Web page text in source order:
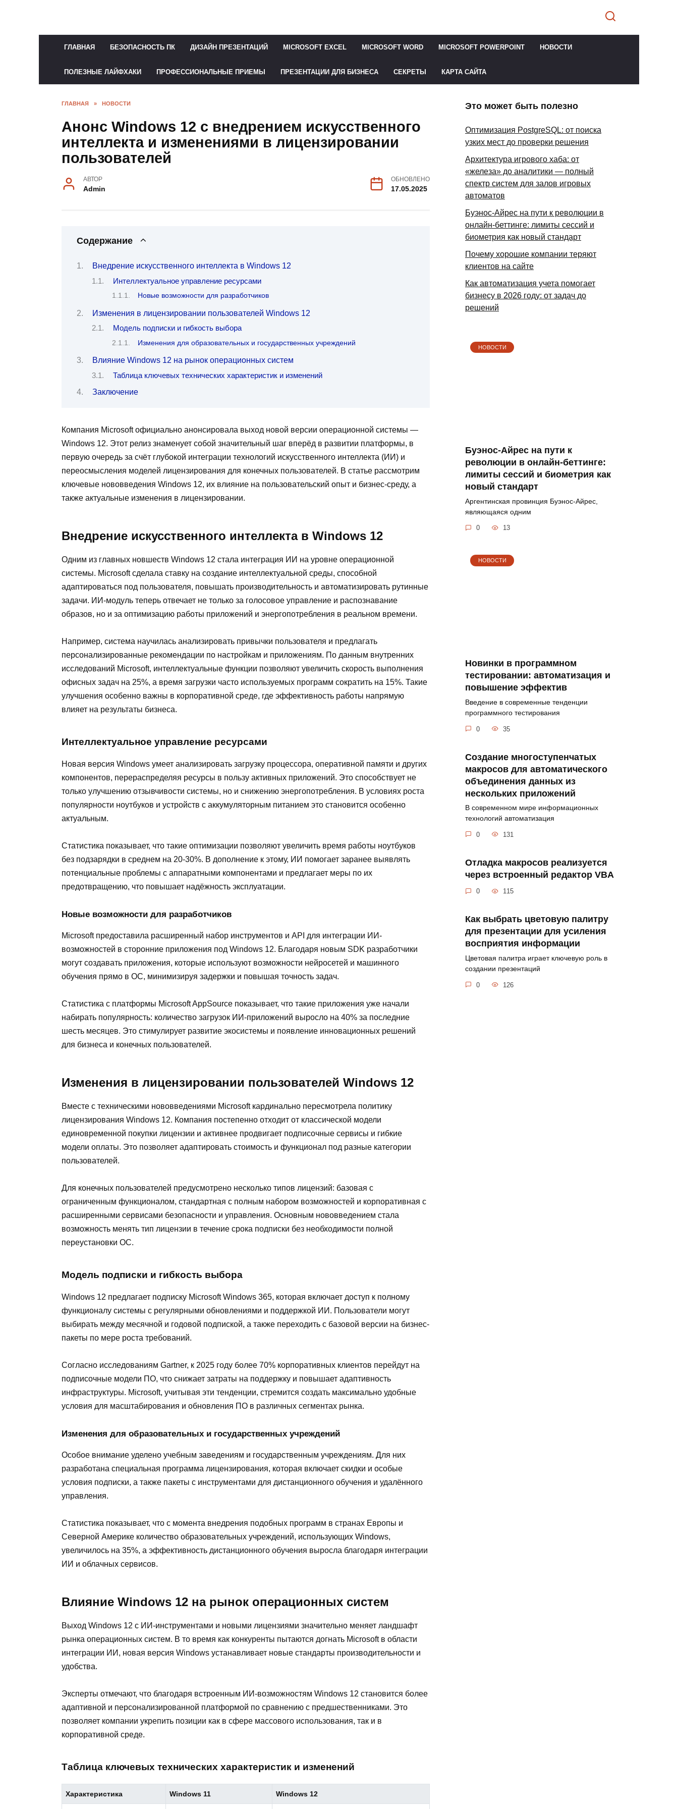
ГЛАВНАЯ БЕЗОПАСНОСТЬ ПК ДИЗАЙН ПРЕЗЕНТАЦИЙ MICROSOFT EXCEL MICROSOFT WORD MICROSOFT POWERPOINT НОВОСТИ
ПОЛЕЗНЫЕ ЛАЙФХАКИ ПРОФЕССИОНАЛЬНЫЕ ПРИЕМЫ ПРЕЗЕНТАЦИИ ДЛЯ БИЗНЕСА СЕКРЕТЫ КАРТА САЙТА
ГЛАВНАЯ » НОВОСТИ
Анонс Windows 12 с внедрением искусственного
интеллекта и изменениями в лицензировании
пользователей
АВТОР
Admin
ОБНОВЛЕНО
17.05.2025
Содержание
Внедрение искусственного интеллекта в Windows 12
Интеллектуальное управление ресурсами
Новые возможности для разработчиков
Изменения в лицензировании пользователей Windows 12
Модель подписки и гибкость выбора
Изменения для образовательных и государственных учреждений
Влияние Windows 12 на рынок операционных систем
Таблица ключевых технических характеристик и изменений
Заключение
Компания Microsoft официально анонсировала выход новой версии операционной системы —
Windows 12. Этот релиз знаменует собой значительный шаг вперёд в развитии платформы, в
первую очередь за счёт глубокой интеграции технологий искусственного интеллекта (ИИ) и
переосмысления моделей лицензирования для конечных пользователей. В статье рассмотрим
ключевые нововведения Windows 12, их влияние на пользовательский опыт и бизнес-среду, а
также актуальные изменения в лицензировании.
Внедрение искусственного интеллекта в Windows 12
Одним из главных новшеств Windows 12 стала интеграция ИИ на уровне операционной
системы. Microsoft сделала ставку на создание интеллектуальной среды, способной
адаптироваться под пользователя, повышать производительность и автоматизировать рутинные
задачи. ИИ-модуль теперь отвечает не только за голосовое управление и распознавание
образов, но и за оптимизацию работы приложений и энергопотребления в реальном времени.
Например, система научилась анализировать привычки пользователя и предлагать
персонализированные рекомендации по настройкам и приложениям. По данным внутренних
исследований Microsoft, интеллектуальные функции позволяют увеличить скорость выполнения
офисных задач на 25%, а время загрузки часто используемых программ сократить на 15%. Такие
улучшения особенно важны в корпоративной среде, где эффективность работы напрямую
влияет на результаты бизнеса.
Интеллектуальное управление ресурсами
Новая версия Windows умеет анализировать загрузку процессора, оперативной памяти и других
компонентов, перераспределяя ресурсы в пользу активных приложений. Это способствует не
только улучшению отзывчивости системы, но и снижению энергопотребления. В условиях роста
популярности ноутбуков и устройств с аккумуляторным питанием это становится особенно
актуальным.
Статистика показывает, что такие оптимизации позволяют увеличить время работы ноутбуков
без подзарядки в среднем на 20-30%. В дополнение к этому, ИИ помогает заранее выявлять
потенциальные проблемы с аппаратными компонентами и предлагает меры по их
предотвращению, что повышает надёжность эксплуатации.
Новые возможности для разработчиков
Microsoft предоставила расширенный набор инструментов и API для интеграции ИИ-
возможностей в сторонние приложения под Windows 12. Благодаря новым SDK разработчики
могут создавать приложения, которые используют возможности нейросетей и машинного
обучения прямо в ОС, минимизируя задержки и повышая точность задач.
Статистика с платформы Microsoft AppSource показывает, что такие приложения уже начали
набирать популярность: количество загрузок ИИ-приложений выросло на 40% за последние
шесть месяцев. Это стимулирует развитие экосистемы и появление инновационных решений
для бизнеса и конечных пользователей.
Изменения в лицензировании пользователей Windows 12
Вместе с техническими нововведениями Microsoft кардинально пересмотрела политику
лицензирования Windows 12. Компания постепенно отходит от классической модели
единовременной покупки лицензии и активнее продвигает подписочные сервисы и гибкие
модели оплаты. Это позволяет адаптировать стоимость и функционал под разные категории
пользователей.
Для конечных пользователей предусмотрено несколько типов лицензий: базовая с
ограниченным функционалом, стандартная с полным набором возможностей и корпоративная с
расширенными сервисами безопасности и управления. Основным нововведением стала
возможность менять тип лицензии в течение срока подписки без необходимости полной
переустановки ОС.
Модель подписки и гибкость выбора
Windows 12 предлагает подписку Microsoft Windows 365, которая включает доступ к полному
функционалу системы с регулярными обновлениями и поддержкой ИИ. Пользователи могут
выбирать между месячной и годовой подпиской, а также переходить с базовой версии на бизнес-
пакеты по мере роста требований.
Согласно исследованиям Gartner, к 2025 году более 70% корпоративных клиентов перейдут на
подписочные модели ПО, что снижает затраты на поддержку и повышает адаптивность
инфраструктуры. Microsoft, учитывая эти тенденции, стремится создать максимально удобные
условия для масштабирования и обновления ПО в различных сегментах рынка.
Изменения для образовательных и государственных учреждений
Особое внимание уделено учебным заведениям и государственным учреждениям. Для них
разработана специальная программа лицензирования, которая включает скидки и особые
условия подписки, а также пакеты с инструментами для дистанционного обучения и удалённого
управления.
Статистика показывает, что с момента внедрения подобных программ в странах Европы и
Северной Америке количество образовательных учреждений, использующих Windows,
увеличилось на 35%, а эффективность дистанционного обучения выросла благодаря интеграции
ИИ и облачных сервисов.
Влияние Windows 12 на рынок операционных систем
Выход Windows 12 с ИИ-инструментами и новыми лицензиями значительно меняет ландшафт
рынка операционных систем. В то время как конкуренты пытаются догнать Microsoft в области
интеграции ИИ, новая версия Windows устанавливает новые стандарты производительности и
удобства.
Эксперты отмечают, что благодаря встроенным ИИ-возможностям Windows 12 становится более
адаптивной и персонализированной платформой по сравнению с предшественниками. Это
позволяет компании укрепить позиции как в сфере массового использования, так и в
корпоративной среде.
Таблица ключевых технических характеристик и изменений
Характеристика Windows 11 Windows 12
Это может быть полезно
Оптимизация PostgreSQL: от поиска
узких мест до проверки решения
Архитектура игрового хаба: от
«железа» до аналитики — полный
спектр систем для залов игровых
автоматов
Буэнос-Айрес на пути к революции в
онлайн-беттинге: лимиты сессий и
биометрия как новый стандарт
Почему хорошие компании теряют
клиентов на сайте
Как автоматизация учета помогает
бизнесу в 2026 году: от задач до
решений
НОВОСТИ
Буэнос-Айрес на пути к
революции в онлайн-беттинге:
лимиты сессий и биометрия как
новый стандарт
Аргентинская провинция Буэнос-Айрес,
являющаяся одним
0 13
НОВОСТИ
Новинки в программном
тестировании: автоматизация и
повышение эффектив
Введение в современные тенденции
программного тестирования
0 35
Создание многоступенчатых
макросов для автоматического
объединения данных из
нескольких приложений
В современном мире информационных
технологий автоматизация
0 131
Отладка макросов реализуется
через встроенный редактор VBA
0 115
Как выбрать цветовую палитру
для презентации для усиления
восприятия информации
Цветовая палитра играет ключевую роль в
создании презентаций
0 126